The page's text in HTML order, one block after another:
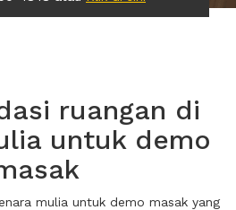
ruangan di
untuk demo
mulia untuk demo masak yang